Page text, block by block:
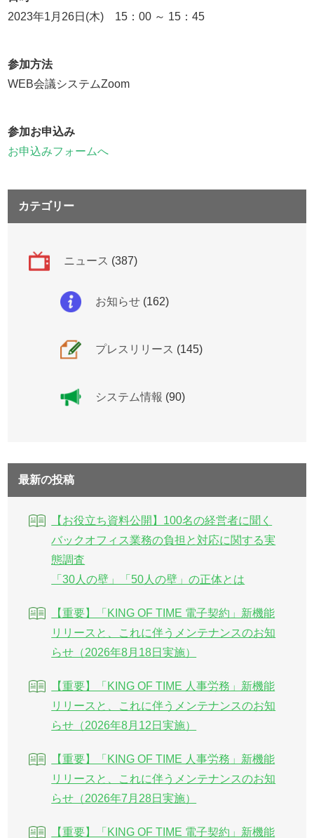
2023年1月26日(木) 15：00 ～ 15：45
参加方法
WEB会議システムZoom
参加お申込み
お申込みフォームへ
カテゴリー
ニュース (387)
お知らせ (162)
プレスリリース (145)
システム情報 (90)
最新の投稿
【お役立ち資料公開】100名の経営者に聞く
バックオフィス業務の負担と対応に関する実
態調査
「30人の壁」「50人の壁」の正体とは
【重要】「KING OF TIME 電子契約」新機能
リリースと、これに伴うメンテナンスのお知
らせ（2026年8月18日実施）
【重要】「KING OF TIME 人事労務」新機能
リリースと、これに伴うメンテナンスのお知
らせ（2026年8月12日実施）
【重要】「KING OF TIME 人事労務」新機能
リリースと、これに伴うメンテナンスのお知
らせ（2026年7月28日実施）
【重要】「KING OF TIME 電子契約」新機能